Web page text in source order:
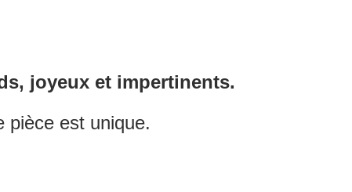
joyeux et impertinents.
pièce est unique.